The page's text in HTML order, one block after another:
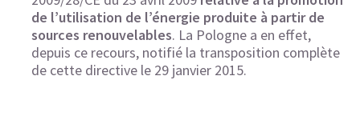
de l’utilisation de l’énergie produite à partir de
sources renouvelables. La Pologne a en effet,
depuis ce recours, notifié la transposition complète
de cette directive le 29 janvier 2015.